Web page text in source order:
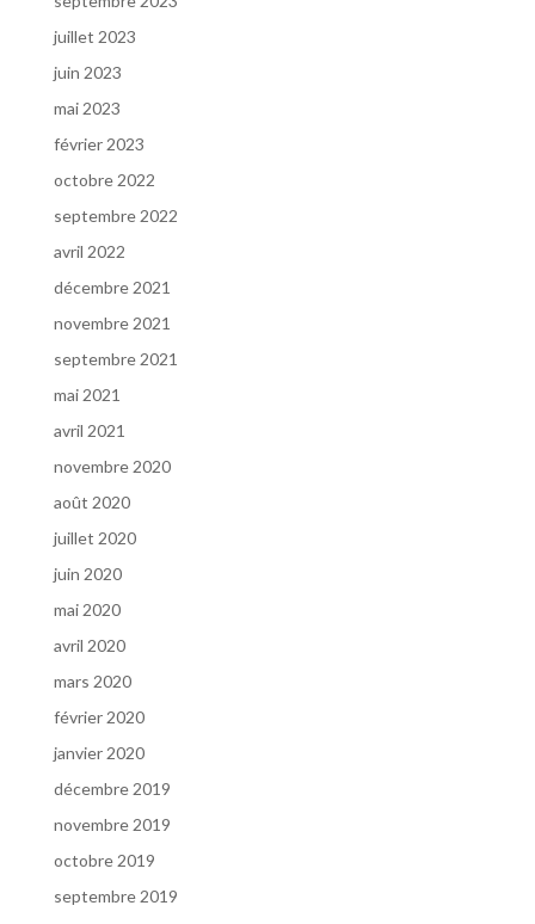
juillet 2023
juin 2023
mai 2023
février 2023
octobre 2022
septembre 2022
avril 2022
décembre 2021
novembre 2021
septembre 2021
mai 2021
avril 2021
novembre 2020
août 2020
juillet 2020
juin 2020
mai 2020
avril 2020
mars 2020
février 2020
janvier 2020
décembre 2019
novembre 2019
octobre 2019
septembre 2019